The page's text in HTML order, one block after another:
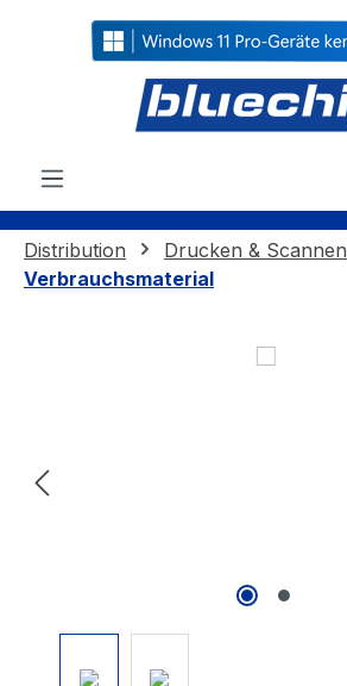
springen
Distribution
Drucken & Scannen
Verbrauchsmaterial
Bildergalerie überspringen